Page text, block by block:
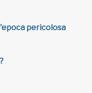
pericolosa